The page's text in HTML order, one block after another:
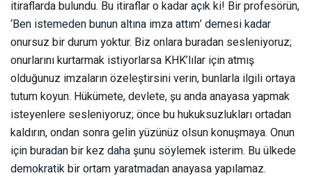
itiraflarda bulundu. Bu itiraflar o kadar açık ki! Bir profesörün,
‘Ben istemeden bunun altına imza attım’ demesi kadar
onursuz bir durum yoktur. Biz onlara buradan sesleniyoruz;
onurlarını kurtarmak istiyorlarsa KHK’lılar için atmış
olduğunuz imzaların özeleştirsini verin, bunlarla ilgili ortaya
tutum koyun. Hükümete, devlete, şu anda anayasa yapmak
isteyenlere sesleniyoruz; önce bu hukuksuzlukları ortadan
kaldırın, ondan sonra gelin yüzünüz olsun konuşmaya. Onun
için buradan bir kez daha şunu söylemek isterim. Bu ülkede
demokratik bir ortam yaratmadan anayasa yapılamaz.